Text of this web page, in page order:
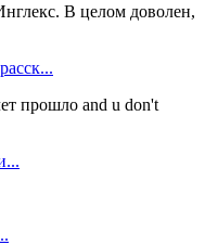
В целом доволен,
прошло and u don't